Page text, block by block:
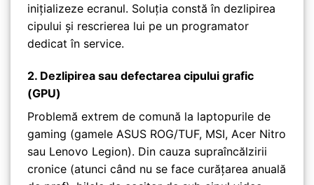
inițializeze ecranul. Soluția constă în dezlipirea
cipului și rescrierea lui pe un programator
dedicat în service.
2. Dezlipirea sau defectarea cipului grafic
(GPU)
Problemă extrem de comună la laptopurile de
gaming (gamele ASUS ROG/TUF, MSI, Acer Nitro
sau Lenovo Legion). Din cauza supraîncălzirii
cronice (atunci când nu se face curățarea anuală